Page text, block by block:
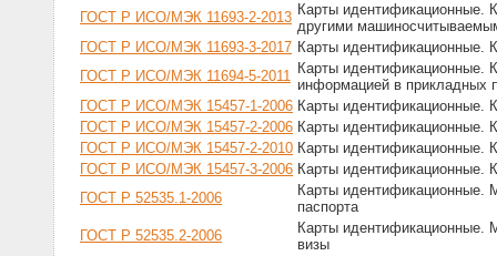
ГОСТ Р ИСО/МЭК 11693-2-2013 Карты идентификационные.
другими
ГОСТ Р ИСО/МЭК 11693-3-2017 Карты идентификационные.
ГОСТ Р ИСО/МЭК 11694-5-2011 Карты идентификационные.
информацией в
ГОСТ Р ИСО/МЭК 15457-1-2006 Карты идентификационные.
ГОСТ Р ИСО/МЭК 15457-2-2006 Карты идентификационные.
ГОСТ Р ИСО/МЭК 15457-2-2010 Карты идентификационные.
ГОСТ Р ИСО/МЭК 15457-3-2006 Карты идентификационные.
ГОСТ Р 52535.1-2006
Карты
паспорта
ГОСТ Р 52535.2-2006
Карты
визы